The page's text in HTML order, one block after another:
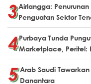
Airlangga:
Penguatan Sektor
Purbaya Tunda
Marketplace, Peritel:
Arab Saudi
Danantara